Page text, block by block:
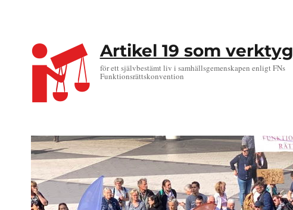
Artikel 19 som verktyg
för ett självbestämt liv i samhällsgemenskapen enligt FNs
Funktionsrättskonvention